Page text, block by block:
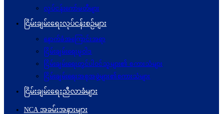
လုပ်ငန်းကော်မတီများ
ငြိမ်းချမ်းရေးလုပ်ငန်းစဉ်များ
နောက်ခံအကြောင်းအရာ
ငြိမ်းချမ်းရေးမူဝါဒ
ငြိမ်းချမ်းရေးတွင်ပါဝင်သူများ၏ စကားသံများ
ငြိမ်းချမ်းရေးအစုအဖွဲ့များ၏စကားသံများ
ငြိမ်းချမ်းရေးညီလာခံများ
NCA အခမ်းအနားများ